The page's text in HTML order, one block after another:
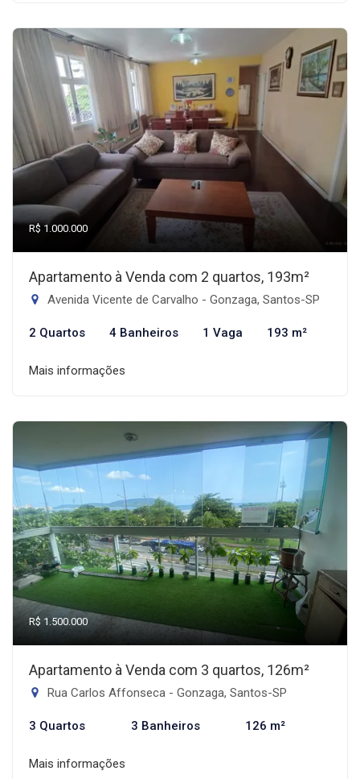
R$ 1.000.000
Apartamento à Venda com 2 quartos, 193m²
Avenida Vicente de Carvalho - Gonzaga, Santos-SP
2 Quartos 4 Banheiros 1 Vaga 193 m²
Mais informações
R$ 1.500.000
Apartamento à Venda com 3 quartos, 126m²
Rua Carlos Affonseca - Gonzaga, Santos-SP
3 Quartos 3 Banheiros 126 m²
Mais informações